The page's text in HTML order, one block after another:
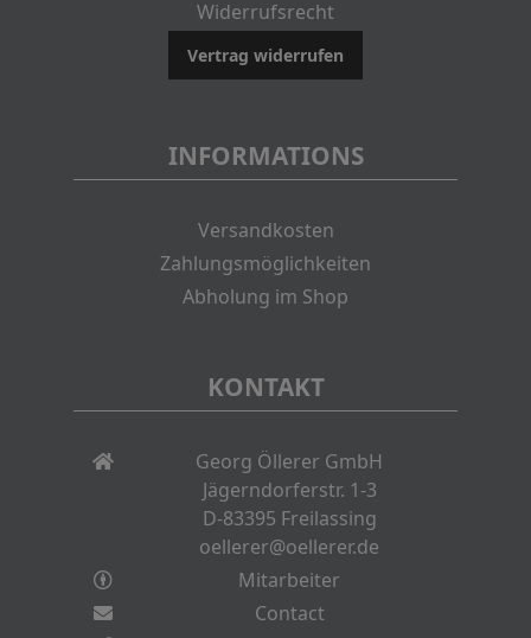
Widerrufsrecht
Vertrag widerrufen
INFORMATIONS
Versandkosten
Zahlungsmöglichkeiten
Abholung im Shop
KONTAKT
Georg Öllerer GmbH
Jägerndorferstr. 1-3
D-83395 Freilassing
oellerer@oellerer.de
Mitarbeiter
Contact